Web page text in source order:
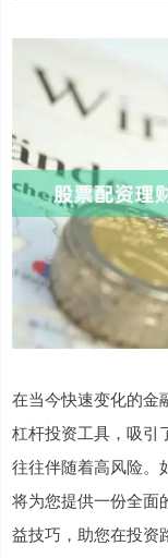
在当今快速变化的金
杠杆投资工具，吸引
往往伴随着高风险。
将为您提供一份全面
益技巧，助您在投资